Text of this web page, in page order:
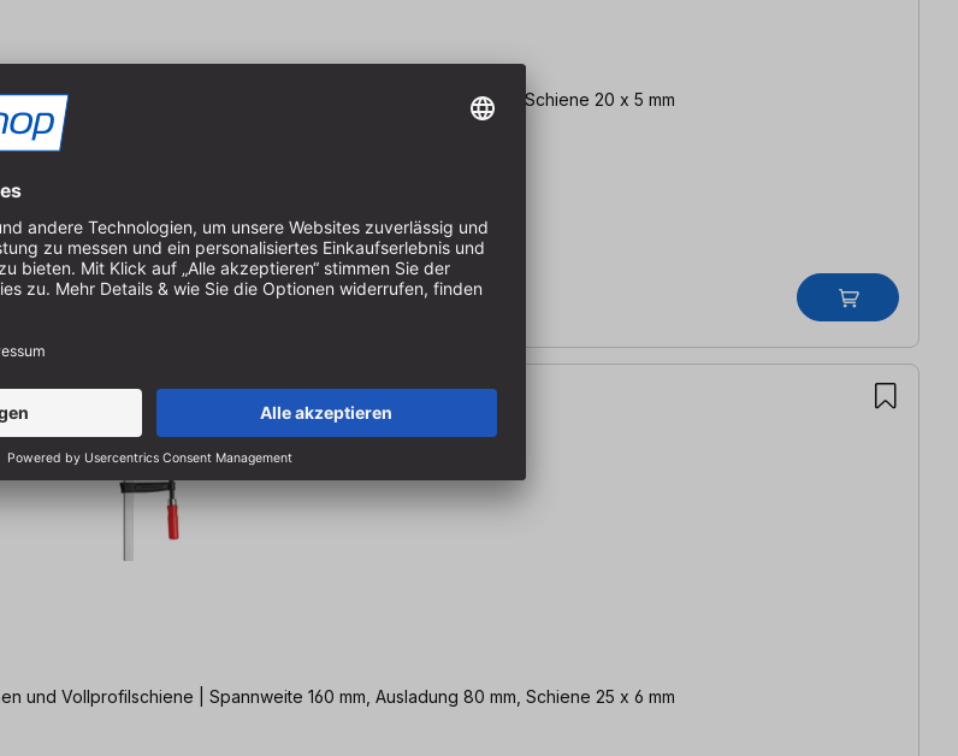
und Vollprofilschiene | Spannweite 120 mm, Ausladung 60 mm, Schiene 20 x 5 mm
und Vollprofilschiene | Spannweite 160 mm, Ausladung 80 mm, Schiene 25 x 6 mm